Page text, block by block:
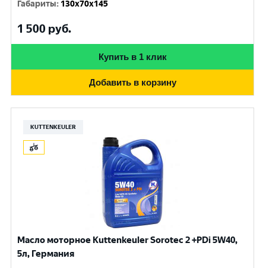
Габариты: 130x70x145
1 500 руб.
Купить в 1 клик
Добавить в корзину
KUTTENKEULER
Масло моторное Kuttenkeuler Sorotec 2 +PDi 5W40,
5л, Германия